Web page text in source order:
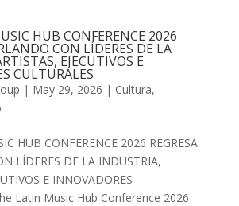
HUB CONFERENCE 2026
CON LÍDERES DE LA
EJECUTIVOS E
CULTURALES
| May 29, 2026 | Cultura,
HUB CONFERENCE 2026 REGRESA
LÍDERES DE LA INDUSTRIA,
E INNOVADORES
Latin Music Hub Conference 2026